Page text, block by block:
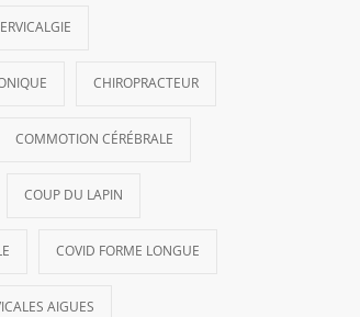
CHIROPRACTEUR
COMMOTION CÉRÉBRALE
COUP DU LAPIN
COVID FORME LONGUE
AIGUES